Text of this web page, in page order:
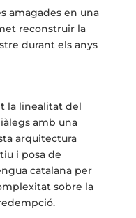
amagades en una
reconstruir la
durant els anys
la linealitat del
amb una
arquitectura
i posa de
catalana per
sobre la